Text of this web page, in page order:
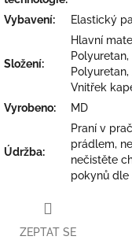
Vybavení: Elastický
Složení:
Hlavní
Polyuretan,
Polyuretan,
Vnitřek
Vyrobeno: MD
Údržba:
Praní v
prádlem,
nečistěte
pokynů dle
ZEPTAT SE